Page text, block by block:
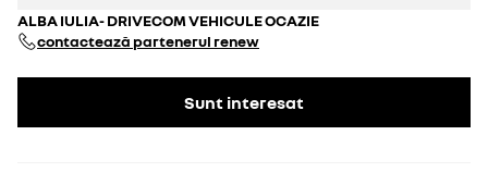
ALBA IULIA- DRIVECOM VEHICULE OCAZIE
contactează partenerul renew
Sunt interesat